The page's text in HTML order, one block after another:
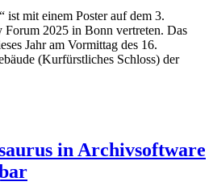
ist mit einem Poster auf dem 3.
2025 in Bonn vertreten. Das
Jahr am Vormittag des 16.
(Kurfürstliches Schloss) der
in Archivsoftware